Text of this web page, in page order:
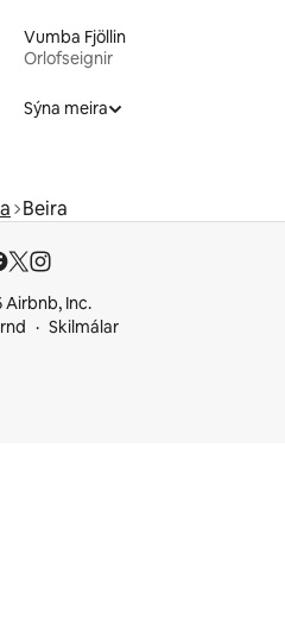
Vumba Fjöllin
Orlofseignir
Sýna meira
Beira
Inc.
Skilmálar